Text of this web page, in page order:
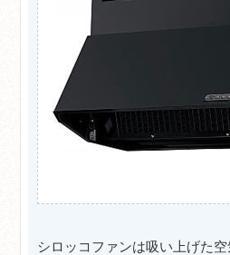
シロッコファンは吸い上げた